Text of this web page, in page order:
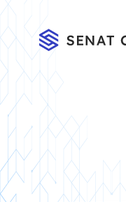
Главная/Каталог